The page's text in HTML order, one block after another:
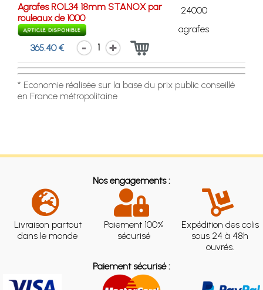
Agrafes ROL34 18mm STANOX par
rouleaux de 1000
24000
agrafes
365.40 €
1
* Economie réalisée sur la base du prix public conseillé
en France métropolitaine
Nos engagements :
Livraison partout
dans le monde
Paiement 100%
sécurisé
Expédition des colis
sous 24 à 48h
ouvrés.
Paiement sécurisé :